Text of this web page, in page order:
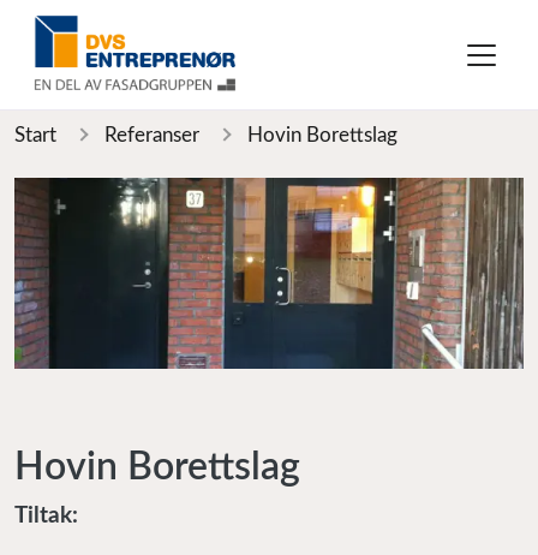
Start Referanser Hovin Borettslag
Hovin Borettslag
Tiltak: